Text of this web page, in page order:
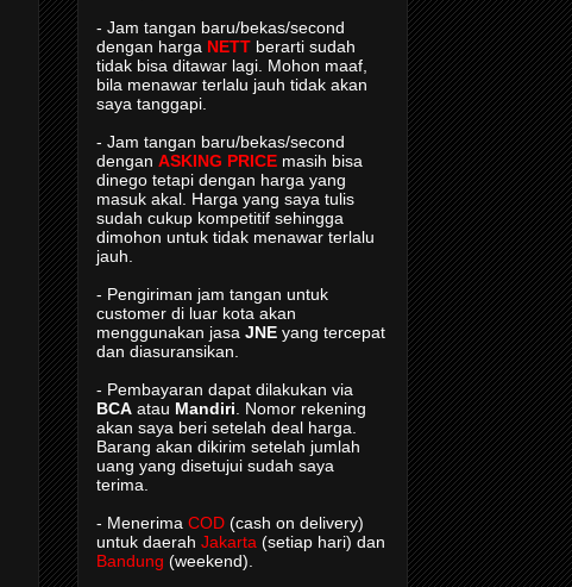
- Jam tangan baru/bekas/second
dengan harga NETT berarti sudah
tidak bisa ditawar lagi. Mohon maaf,
bila menawar terlalu jauh tidak akan
saya tanggapi.
- Jam tangan baru/bekas/second
dengan ASKING PRICE masih bisa
dinego tetapi dengan harga yang
masuk akal. Harga yang saya tulis
sudah cukup kompetitif sehingga
dimohon untuk tidak menawar terlalu
jauh.
- Pengiriman jam tangan untuk
customer di luar kota akan
menggunakan jasa JNE yang tercepat
dan diasuransikan.
- Pembayaran dapat dilakukan via
BCA atau Mandiri . Nomor rekening
akan saya beri setelah deal harga.
Barang akan dikirim setelah jumlah
uang yang disetujui sudah saya
terima.
- Menerima COD (cash on delivery)
untuk daerah Jakarta (setiap hari) dan
Bandung (weekend).